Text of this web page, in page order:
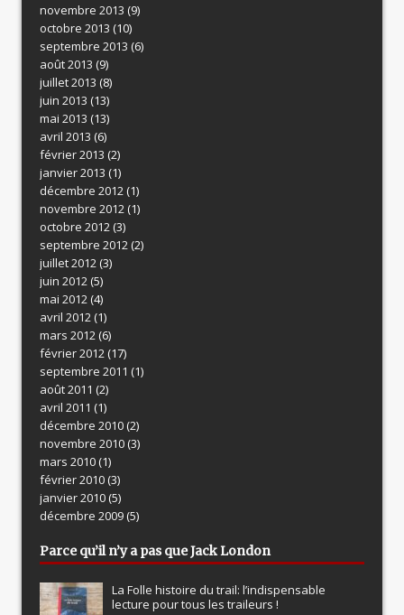
novembre 2013 (9)
octobre 2013 (10)
septembre 2013 (6)
août 2013 (9)
juillet 2013 (8)
juin 2013 (13)
mai 2013 (13)
avril 2013 (6)
février 2013 (2)
janvier 2013 (1)
décembre 2012(1)
novembre 2012(1)
octobre 2012(3)
septembre 2012(2)
juillet 2012(3)
juin 2012(5)
mai 2012(4)
avril 2012(1)
mars 2012(6)
février 2012(17)
septembre 2011 (1)
août 2011 (2)
avril 2011 (1)
décembre 2010(2)
novembre 2010(3)
mars 2010(1)
février 2010(3)
janvier 2010(5)
décembre 2009(5)
Parce qu’il n’y a pas que Jack London
La Folle histoire du trail: l’indispensable
lecture pour tous les traileurs !